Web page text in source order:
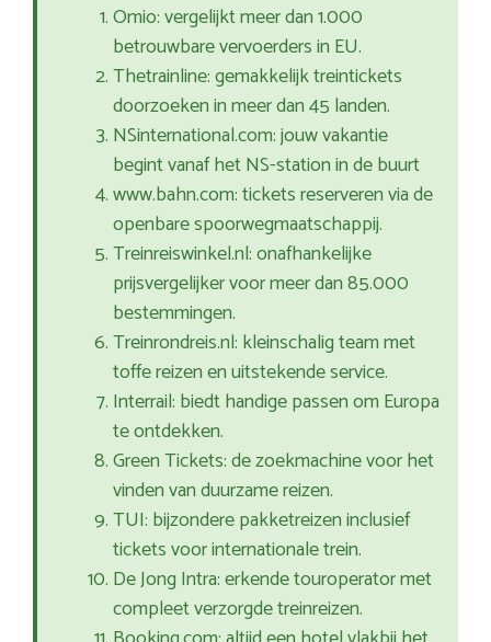
Omio: vergelijkt meer dan 1.000
betrouwbare vervoerders in EU.
Thetrainline: gemakkelijk treintickets
doorzoeken in meer dan 45 landen.
NSinternational.com: jouw vakantie
begint vanaf het NS-station in de buurt
www.bahn.com: tickets reserveren via de
openbare spoorwegmaatschappij.
Treinreiswinkel.nl: onafhankelijke
prijsvergelijker voor meer dan 85.000
bestemmingen.
Treinrondreis.nl: kleinschalig team met
toffe reizen en uitstekende service.
Interrail: biedt handige passen om Europa
te ontdekken.
Green Tickets: de zoekmachine voor het
vinden van duurzame reizen.
TUI: bijzondere pakketreizen inclusief
tickets voor internationale trein.
De Jong Intra: erkende touroperator met
compleet verzorgde treinreizen.